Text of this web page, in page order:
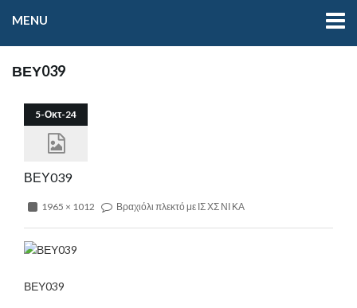
MENU
ΒΕΥ039
5-Οκτ-24
ΒΕΥ039
1965 × 1012 Βραχιόλι πλεκτό με ΙΣ ΧΣ ΝΙ ΚΑ
ΒΕΥ039